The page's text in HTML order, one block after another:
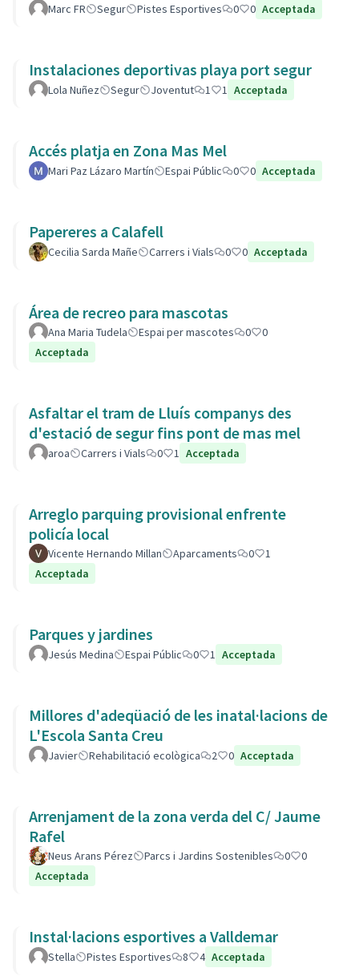
Marc FR Segur Pistes Esportives 0 0 Acceptada
Instalaciones deportivas playa port segur
Lola Nuñez Segur Joventut 1 1 Acceptada
Accés platja en Zona Mas Mel
Mari Paz Lázaro Martín Espai Públic 0 0 Acceptada
Papereres a Calafell
Cecilia Sarda Mañe Carrers i Vials 0 0 Acceptada
Área de recreo para mascotas
Ana Maria Tudela Espai per mascotes 0
0
Acceptada
Asfaltar el tram de Lluís companys des
d'estació de segur fins pont de mas mel
aroa Carrers i Vials 0 1 Acceptada
Arreglo parquing provisional enfrente
policía local
Vicente Hernando Millan Aparcaments 0
1
Acceptada
Parques y jardines
Jesús Medina Espai Públic 0 1 Acceptada
Millores d'adeqüació de les inatal·lacions de
L'Escola Santa Creu
Javier Rehabilitació ecològica 2 0 Acceptada
Arrenjament de la zona verda del C/ Jaume
Rafel
Neus Arans Pérez Parcs i Jardins Sostenibles 0
0
Acceptada
Instal·lacions esportives a Valldemar
Stella Pistes Esportives 8 4 Acceptada